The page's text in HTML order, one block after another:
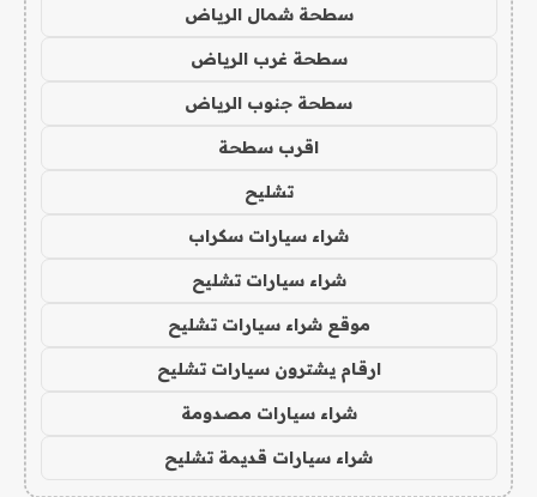
سطحة شمال الرياض
سطحة غرب الرياض
سطحة جنوب الرياض
اقرب سطحة
تشليح
شراء سيارات سكراب
شراء سيارات تشليح
موقع شراء سيارات تشليح
ارقام يشترون سيارات تشليح
شراء سيارات مصدومة
شراء سيارات قديمة تشليح